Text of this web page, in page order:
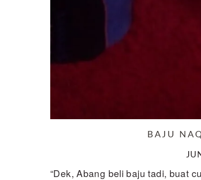
BAJU
“Dek, Abang beli baju tadi, buat